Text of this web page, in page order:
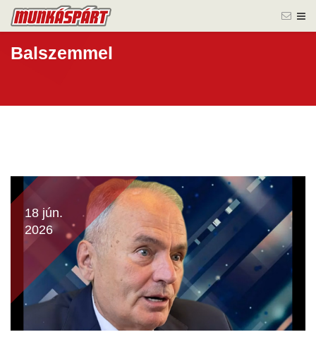
Balszemmel
18 jún.
2026